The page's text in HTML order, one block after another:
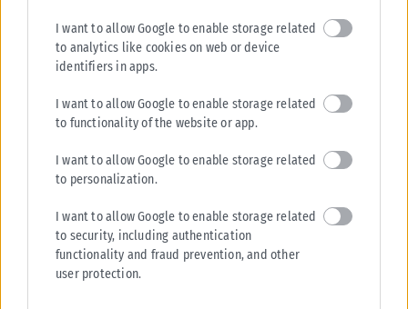
I want to allow Google to enable storage related
to analytics like cookies on web or device
identifiers in apps.
I want to allow Google to enable storage related
to functionality of the website or app.
I want to allow Google to enable storage related
to personalization.
I want to allow Google to enable storage related
to security, including authentication
functionality and fraud prevention, and other
user protection.